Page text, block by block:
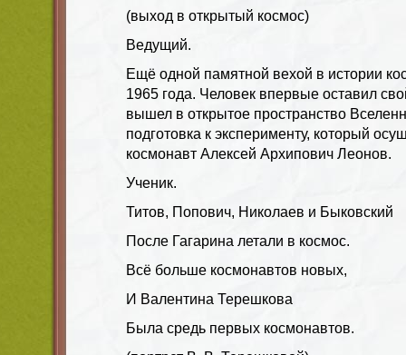
(выход в открытый космос)
Ведущий.
Ещё одной памятной вехой в истории
1965 года. Человек впервые оставил
вышел в открытое пространство
подготовка к эксперименту, который
космонавт Алексей Архипович Леонов.
Ученик.
Титов, Попович, Николаев и Быковский
После Гагарина летали в космос.
Всё больше космонавтов новых,
И Валентина Терешкова
Была средь первых космонавтов.